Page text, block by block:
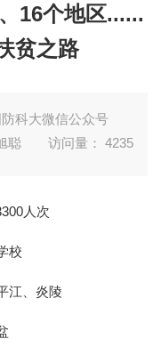
16个地区......
贫之路
科大微信公众号
聪
访问量： 4235
人次
校
江、炎陵